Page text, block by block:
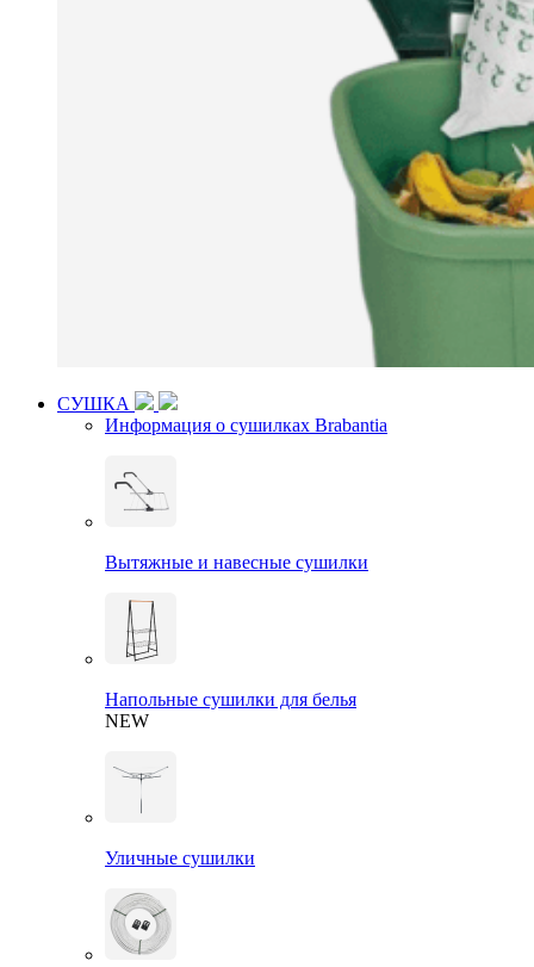
СУШКА
Информация о сушилках Brabantia
Вытяжные и навесные сушилки
Напольные сушилки для белья
NEW
Уличные сушилки